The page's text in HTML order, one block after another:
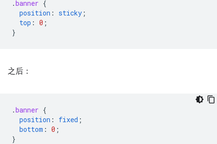
.banner {
position : sticky ;
top : 0 ;
}
之后：
.banner {
position : fixed ;
bottom : 0 ;
}